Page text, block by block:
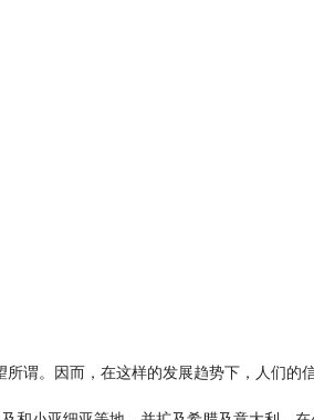
。因而，在这样的发展趋势下，人们的信